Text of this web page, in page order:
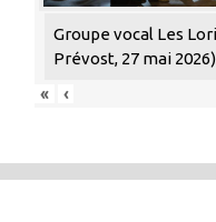
Groupe vocal Les
Prévost, 27 mai 2026)
«
‹